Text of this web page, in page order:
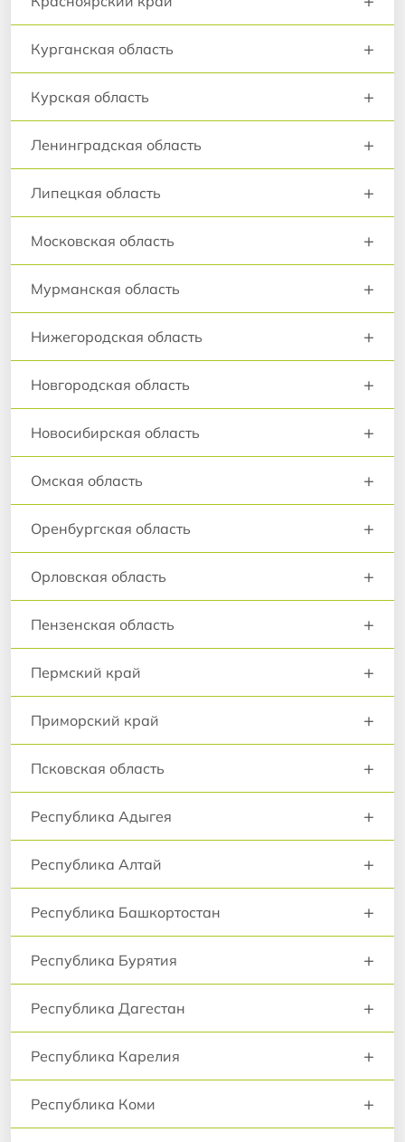
Курганская область +
Курская область +
Ленинградская область +
Липецкая область +
Московская область +
Мурманская область +
Нижегородская область +
Новгородская область +
Новосибирская область +
Омская область +
Оренбургская область +
Орловская область +
Пензенская область +
Пермский край +
Приморский край +
Псковская область +
Республика Адыгея +
Республика Алтай +
Республика Башкортостан +
Республика Бурятия +
Республика Дагестан +
Республика Карелия +
Республика Коми +